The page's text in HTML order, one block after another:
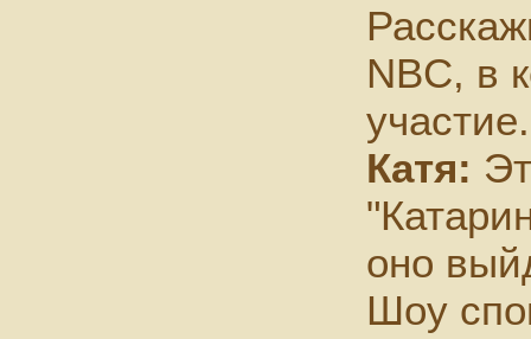
NBC, в
участие.
Катя:
оно
Шоу